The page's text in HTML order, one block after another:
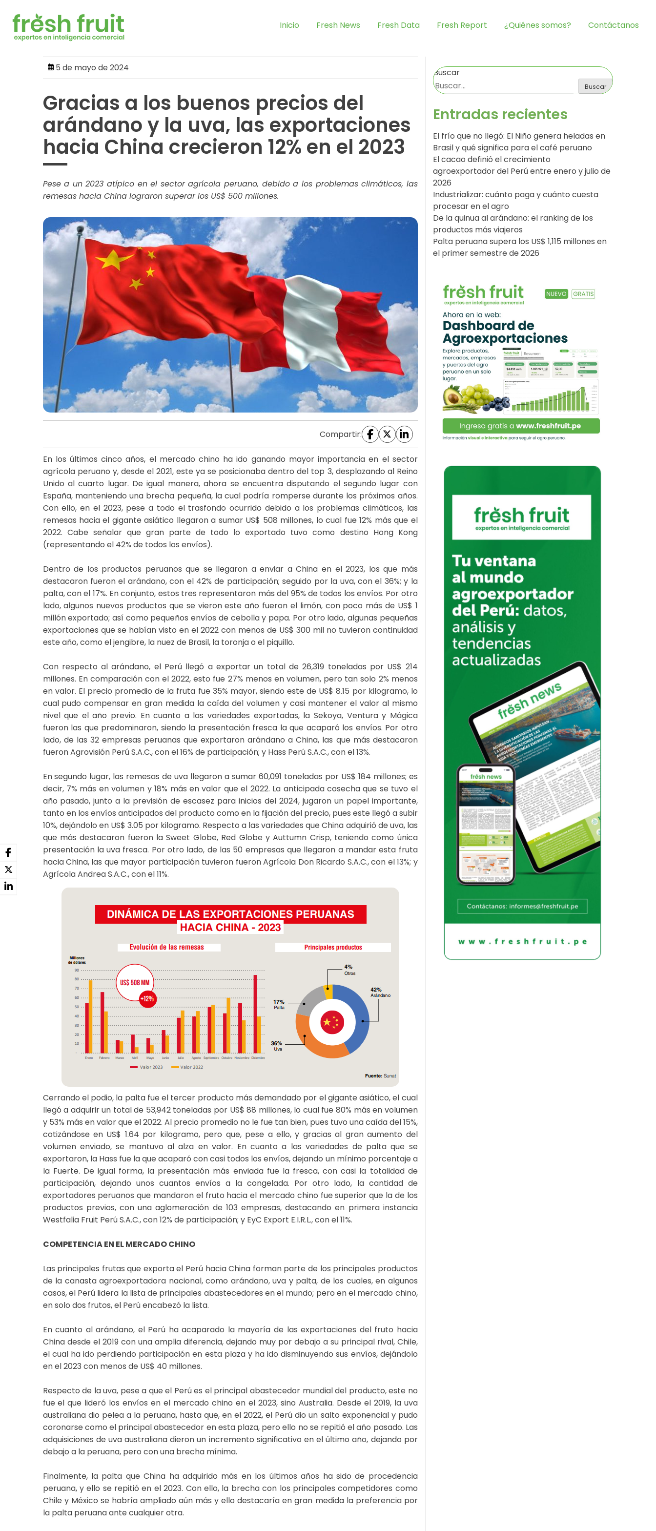
content
Inicio Fresh News Fresh Data Fresh Report ¿Quiénes somos? Contáctanos
5 de mayo de 2024
Gracias a los buenos precios del
arándano y la uva, las exportaciones
hacia China crecieron 12% en el 2023
Pese a un 2023 atípico en el sector agrícola peruano, debido a los problemas climáticos, las
remesas hacia China lograron superar los US$ 500 millones.
Compartir:
En los últimos cinco años, el mercado chino ha ido ganando mayor importancia en el sector
agrícola peruano y, desde el 2021, este ya se posicionaba dentro del top 3, desplazando al Reino
Unido al cuarto lugar. De igual manera, ahora se encuentra disputando el segundo lugar con
España, manteniendo una brecha pequeña, la cual podría romperse durante los próximos años.
Con ello, en el 2023, pese a todo el trasfondo ocurrido debido a los problemas climáticos, las
remesas hacia el gigante asiático llegaron a sumar US$ 508 millones, lo cual fue 12% más que el
2022. Cabe señalar que gran parte de todo lo exportado tuvo como destino Hong Kong
(representando el 42% de todos los envíos).
Dentro de los productos peruanos que se llegaron a enviar a China en el 2023, los que más
destacaron fueron el arándano, con el 42% de participación; seguido por la uva, con el 36%; y la
palta, con el 17%. En conjunto, estos tres representaron más del 95% de todos los envíos. Por otro
lado, algunos nuevos productos que se vieron este año fueron el limón, con poco más de US$ 1
millón exportado; así como pequeños envíos de cebolla y papa. Por otro lado, algunas pequeñas
exportaciones que se habían visto en el 2022 con menos de US$ 300 mil no tuvieron continuidad
este año, como el jengibre, la nuez de Brasil, la toronja o el piquillo.
Con respecto al arándano, el Perú llegó a exportar un total de 26,319 toneladas por US$ 214
millones. En comparación con el 2022, esto fue 27% menos en volumen, pero tan solo 2% menos
en valor. El precio promedio de la fruta fue 35% mayor, siendo este de US$ 8.15 por kilogramo, lo
cual pudo compensar en gran medida la caída del volumen y casi mantener el valor al mismo
nivel que el año previo. En cuanto a las variedades exportadas, la Sekoya, Ventura y Mágica
fueron las que predominaron, siendo la presentación fresca la que acaparó los envíos. Por otro
lado, de las 32 empresas peruanas que exportaron arándano a China, las que más destacaron
fueron Agrovisión Perú S.A.C., con el 16% de participación; y Hass Perú S.A.C., con el 13%.
En segundo lugar, las remesas de uva llegaron a sumar 60,091 toneladas por US$ 184 millones; es
decir, 7% más en volumen y 18% más en valor que el 2022. La anticipada cosecha que se tuvo el
año pasado, junto a la previsión de escasez para inicios del 2024, jugaron un papel importante,
tanto en los envíos anticipados del producto como en la fijación del precio, pues este llegó a subir
10%, dejándolo en US$ 3.05 por kilogramo. Respecto a las variedades que China adquirió de uva, las
que más destacaron fueron la Sweet Globe, Red Globe y Auttumn Crisp, teniendo como única
presentación la uva fresca. Por otro lado, de las 50 empresas que llegaron a mandar esta fruta
hacia China, las que mayor participación tuvieron fueron Agrícola Don Ricardo S.A.C., con el 13%; y
Agrícola Andrea S.A.C., con el 11%.
Cerrando el podio, la palta fue el tercer producto más demandado por el gigante asiático, el cual
llegó a adquirir un total de 53,942 toneladas por US$ 88 millones, lo cual fue 80% más en volumen
y 53% más en valor que el 2022. Al precio promedio no le fue tan bien, pues tuvo una caída del 15%,
cotizándose en US$ 1.64 por kilogramo, pero que, pese a ello, y gracias al gran aumento del
volumen enviado, se mantuvo al alza en valor. En cuanto a las variedades de palta que se
exportaron, la Hass fue la que acaparó con casi todos los envíos, dejando un mínimo porcentaje a
la Fuerte. De igual forma, la presentación más enviada fue la fresca, con casi la totalidad de
participación, dejando unos cuantos envíos a la congelada. Por otro lado, la cantidad de
exportadores peruanos que mandaron el fruto hacia el mercado chino fue superior que la de los
productos previos, con una aglomeración de 103 empresas, destacando en primera instancia
Westfalia Fruit Perú S.A.C., con 12% de participación; y EyC Export E.I.R.L., con el 11%.
COMPETENCIA EN EL MERCADO CHINO
Las principales frutas que exporta el Perú hacia China forman parte de los principales productos
de la canasta agroexportadora nacional, como arándano, uva y palta, de los cuales, en algunos
casos, el Perú lidera la lista de principales abastecedores en el mundo; pero en el mercado chino,
en solo dos frutos, el Perú encabezó la lista.
En cuanto al arándano, el Perú ha acaparado la mayoría de las exportaciones del fruto hacia
China desde el 2019 con una amplia diferencia, dejando muy por debajo a su principal rival, Chile,
el cual ha ido perdiendo participación en esta plaza y ha ido disminuyendo sus envíos, dejándolo
en el 2023 con menos de US$ 40 millones.
Respecto de la uva, pese a que el Perú es el principal abastecedor mundial del producto, este no
fue el que lideró los envíos en el mercado chino en el 2023, sino Australia. Desde el 2019, la uva
australiana dio pelea a la peruana, hasta que, en el 2022, el Perú dio un salto exponencial y pudo
coronarse como el principal abastecedor en esta plaza, pero ello no se repitió el año pasado. Las
adquisiciones de uva australiana dieron un incremento significativo en el último año, dejando por
debajo a la peruana, pero con una brecha mínima.
Finalmente, la palta que China ha adquirido más en los últimos años ha sido de procedencia
peruana, y ello se repitió en el 2023. Con ello, la brecha con los principales competidores como
Chile y México se habría ampliado aún más y ello destacaría en gran medida la preferencia por
la palta peruana ante cualquier otra.
Buscar
Buscar
Entradas recientes
El frío que no llegó: El Niño genera heladas en
Brasil y qué significa para el café peruano
El cacao definió el crecimiento
agroexportador del Perú entre enero y julio de
2026
Industrializar: cuánto paga y cuánto cuesta
procesar en el agro
De la quinua al arándano: el ranking de los
productos más viajeros
Palta peruana supera los US$ 1,115 millones en
el primer semestre de 2026